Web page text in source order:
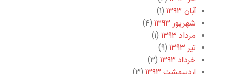
آبان ۱۳۹۳
(۱)
شهریور ۱۳۹۳
(۴)
مرداد ۱۳۹۳
(۱)
تیر ۱۳۹۳
(۹)
خرداد ۱۳۹۳
(۳)